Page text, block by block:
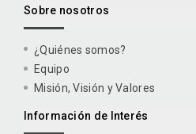
Sobre nosotros
¿Quiénes somos?
Equipo
Misión, Visión y Valores
Información de Interés